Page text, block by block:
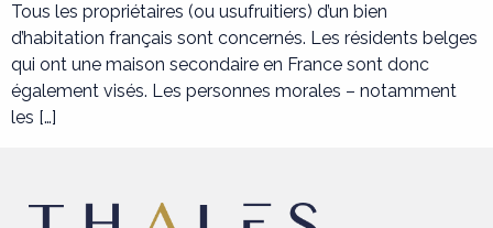
Tous les propriétaires (ou usufruitiers) d’un bien
d’habitation français sont concernés. Les résidents belges
qui ont une maison secondaire en France sont donc
également visés. Les personnes morales – notamment
les […]